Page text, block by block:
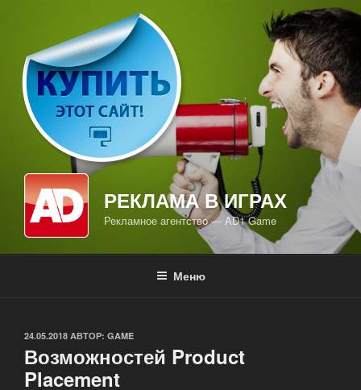
содержимому
РЕКЛАМА В ИГРАХ
Рекламное агентство — AD1 Game
Меню
ОПУБЛИКОВАНО
24.05.2018 АВТОР: GAME
Возможностей Product
Placement